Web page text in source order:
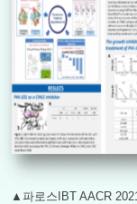
▲파로스IBT AACR